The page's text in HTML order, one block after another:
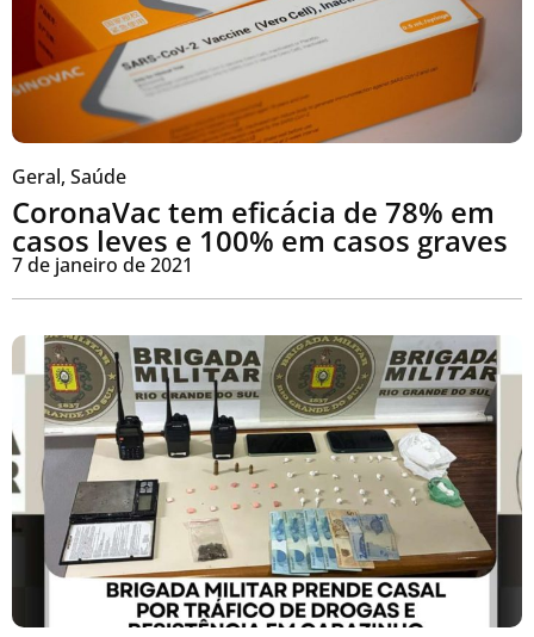
Geral, Saúde
CoronaVac tem eficácia de 78% em
casos leves e 100% em casos graves
7 de janeiro de 2021